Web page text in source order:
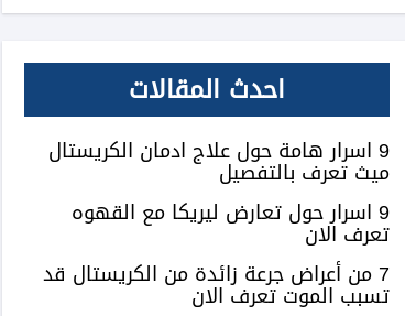
احدث المقالات
9 اسرار هامة حول علاج ادمان الكريستال
ميث تعرف بالتفصيل
9 اسرار حول تعارض ليريكا مع القهوه
تعرف الان
7 من أعراض جرعة زائدة من الكريستال قد
تسبب الموت تعرف الان